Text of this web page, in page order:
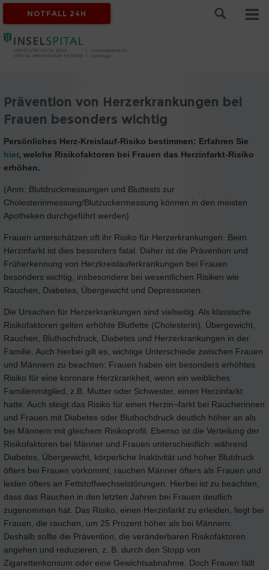
NOTFALL 24H
Prävention von Herzerkrankungen bei
Frauen besonders wichtig
Persönliches Herz-Kreislauf-Risiko bestimmen: Erfahren Sie
hier, welche Risikofaktoren bei Frauen das Herzinfarkt-Risiko
erhöhen.
(Anm: Blutdruckmessungen und Bluttests zur
Cholesterinmessung/Blutzuckermessung können in den meisten
Apotheken durchgeführt werden)
Frauen unterschätzen oft ihr Risiko für Herzerkrankungen. Beim
Herzinfarkt ist dies besonders fatal. Daher ist die Prävention und
Früherkennung von Herzkreislauferkrankungen bei Frauen
besonders wichtig, insbesondere bei wesentlichen Risiken wie
Rauchen, Diabetes, Übergewicht und Depressionen.
Die Ursachen für Herzerkrankungen sind vielseitig. Als klassische
Risikofaktoren gelten erhöhte Blutfette (Cholesterin), Übergewicht,
Rauchen, Bluthochdruck, Diabetes und Herzerkrankungen in der
Familie. Auch hierbei gilt es, wichtige Unterschiede zwischen Frauen
und Männern zu beachten: Frauen haben ein besonders erhöhtes
Risiko für eine koronare Herzkrankheit, wenn ein weibliches
Familienmitglied, z.B. Mutter oder Schwester, einen Herzinfarkt
hatte. Auch steigt das Risiko für einen Herzin¬farkt bei Raucherinnen
und Frauen mit Diabetes oder Bluthochdruck deutlich höher an als
bei Männern mit gleichem Risikoprofil. Ebenso ist die Verteilung der
Risikofaktoren bei Männer und Frauen unterschiedlich: während
Diabetes, Übergewicht, körperliche Inaktivität und hoher Blutdruck
öfters bei Frauen vorkommt, rauchen Männer öfters als Frauen und
leiden öfters an Fettstoffwechselstörungen. Hierbei ist zu beachten,
dass das Rauchen in den letzten Jahren bei Frauen deutlich
zugenommen hat. Das Risiko, einen Herzinfarkt zu erleiden, liegt bei
Frauen, die rauchen, um 25 Prozent höher als bei Männern.
Deshalb sollte die Prävention, die veränderbaren Risikofaktoren
angehen und reduzieren, z. B. durch den Stopp von
Zigarettenkonsum oder eine Gewichtsabnahme. Doch Frauen fällt